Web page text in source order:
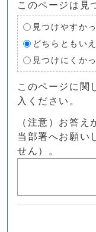
このページは見
見つけやすか
どちらともい
見つけにくか
このページに関
入ください。
（注意）お答
当部署へお願い
せん）。